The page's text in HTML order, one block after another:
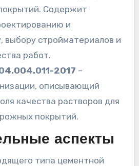
Содержит
и
выбору стройматериалов и
работ.
2017 –
описывающий
качества растворов для
покрытий.
аспекты
типа цементной